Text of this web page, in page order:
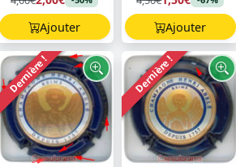
Ajouter Ajouter
Dernière ! Dernière !